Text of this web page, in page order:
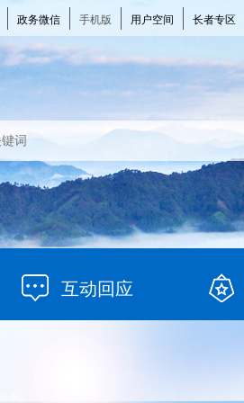
政务微信 手机版 用户空间 长者专区
互动回应